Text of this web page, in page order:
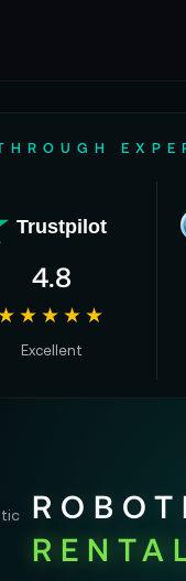
Trustpilot
4.8
Excellent